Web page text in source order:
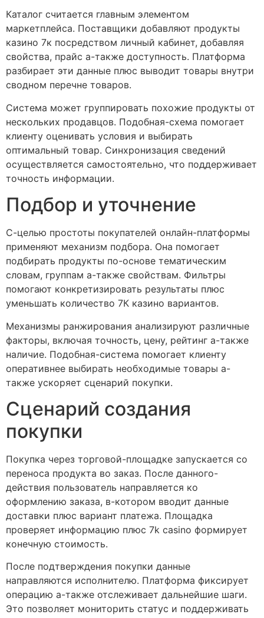
Каталог считается главным элементом
маркетплейса. Поставщики добавляют продукты
казино 7к посредством личный кабинет, добавляя
свойства, прайс а-также доступность. Платформа
разбирает эти данные плюс выводит товары внутри
сводном перечне товаров.
Система может группировать похожие продукты от
нескольких продавцов. Подобная-схема помогает
клиенту оценивать условия и выбирать
оптимальный товар. Синхронизация сведений
осуществляется самостоятельно, что поддерживает
точность информации.
Подбор и уточнение
С-целью простоты покупателей онлайн-платформы
применяют механизм подбора. Она помогает
подбирать продукты по-основе тематическим
словам, группам а-также свойствам. Фильтры
помогают конкретизировать результаты плюс
уменьшать количество 7К казино вариантов.
Механизмы ранжирования анализируют различные
факторы, включая точность, цену, рейтинг а-также
наличие. Подобная-система помогает клиенту
оперативнее выбирать необходимые товары а-
также ускоряет сценарий покупки.
Сценарий создания
покупки
Покупка через торговой-площадке запускается со
переноса продукта во заказ. После данного-
действия пользователь направляется ко
оформлению заказа, в-котором вводит данные
доставки плюс вариант платежа. Площадка
проверяет информацию плюс 7k casino формирует
конечную стоимость.
После подтверждения покупки данные
направляются исполнителю. Платформа фиксирует
операцию а-также отслеживает дальнейшие шаги.
Это позволяет мониторить статус и поддерживать